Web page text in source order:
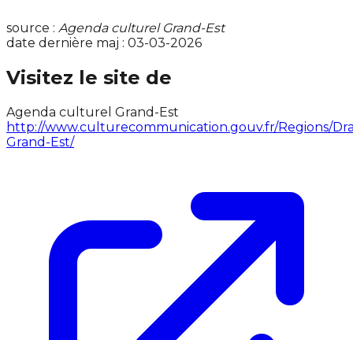
source : Agenda culturel Grand-Est
date dernière maj : 03-03-2026
Visitez le site de
Agenda culturel Grand-Est
http://www.culturecommunication.gouv.fr/Regions/
Grand-Est/